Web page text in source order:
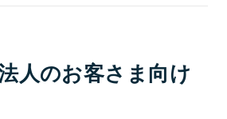
人のお客さま向け